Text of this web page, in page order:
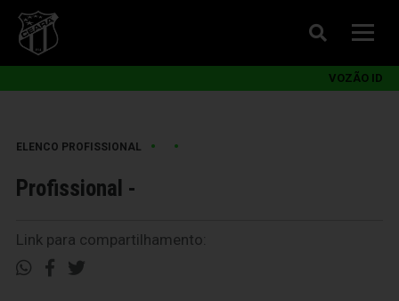
VOZÃO ID
ELENCO PROFISSIONAL • •
Profissional -
Link para compartilhamento: